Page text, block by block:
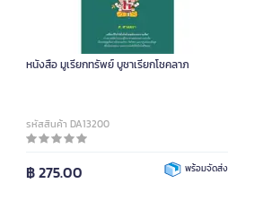
หนังสือ มูเรียกทรัพย์ บูชาเรียกโชคลาภ
รหัสสินค้า DA13200
฿ 275.00 พร้อมจัดส่ง